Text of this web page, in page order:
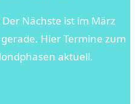
Nächste ist im März
Hier Termine zum
aktuell.